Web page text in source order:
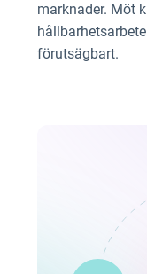
marknader. Möt
förutsägbart.